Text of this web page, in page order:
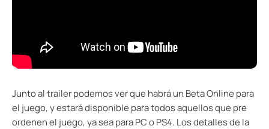
Junto al trailer podemos ver que habrá un Beta Online para
el juego, y estará disponible para todos aquellos que pre
ordenen el juego, ya sea para PC o PS4. Los detalles de la